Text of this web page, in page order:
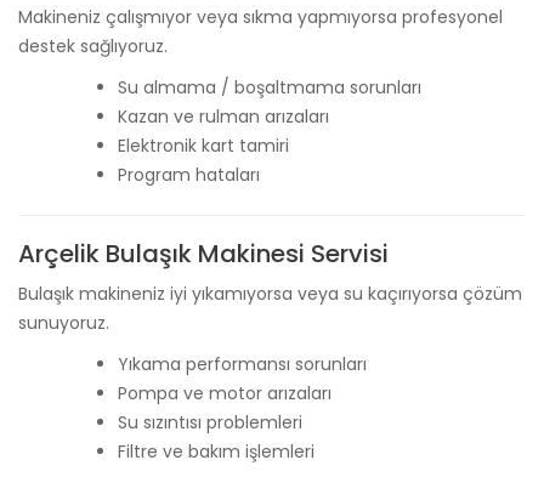
Makineniz çalışmıyor veya sıkma yapmıyorsa profesyonel
destek sağlıyoruz.
Su almama / boşaltmama sorunları
Kazan ve rulman arızaları
Elektronik kart tamiri
Program hataları
Arçelik Bulaşık Makinesi Servisi
Bulaşık makineniz iyi yıkamıyorsa veya su kaçırıyorsa çözüm
sunuyoruz.
Yıkama performansı sorunları
Pompa ve motor arızaları
Su sızıntısı problemleri
Filtre ve bakım işlemleri